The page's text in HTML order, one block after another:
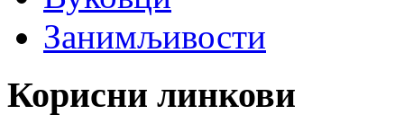
Занимљивости
Корисни линкови